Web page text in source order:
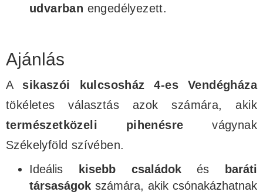
udvarban engedélyezett.
Ajánlás
A sikaszói kulcsosház 4-es Vendégháza
tökéletes választás azok számára, akik
természetközeli pihenésre vágynak
Székelyföld szívében.
Ideális
kisebb családokés
baráti
társaságok számára, akik csónakázhatnak